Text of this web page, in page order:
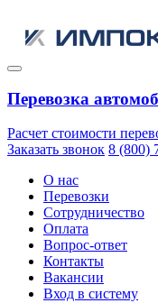
Перевозка
Расчет стоимости
Заказать звонок 8 (800)
О нас
Перевозки
Сотрудничество
Оплата
Вопрос-ответ
Контакты
Вакансии
Вход в систему